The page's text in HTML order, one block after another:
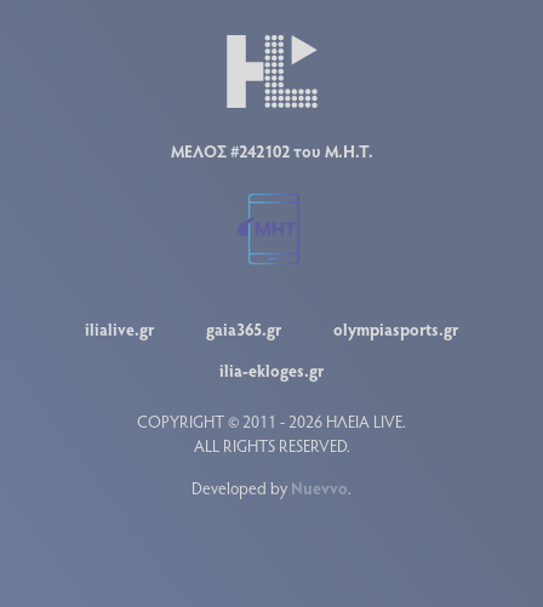
ΜΕΛΟΣ #242102 του Μ.Η.Τ.
ilialive.gr gaia365.gr
olympiasports.gr
ilia-ekloges.gr
COPYRIGHT © 2011 - 2026 ΗΛΕΙΑ LIVE.
ALL RIGHTS RESERVED.
Developed by Nuevvo.